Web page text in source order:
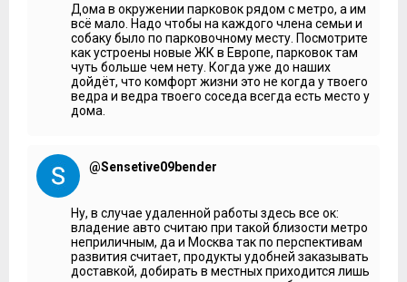
Дома в окружении парковок рядом с метро, а им
всё мало. Надо чтобы на каждого члена семьи и
собаку было по парковочному месту. Посмотрите
как устроены новые ЖК в Европе, парковок там
чуть больше чем нету. Когда уже до наших
дойдёт, что комфорт жизни это не когда у твоего
ведра и ведра твоего соседа всегда есть место у
дома.
@Sensetive09bender
Ну, в случае удаленной работы здесь все ок:
владение авто считаю при такой близости метро
неприличным, да и Москва так по перспективам
развития считает, продукты удобней заказывать
доставкой, добирать в местных приходится лишь